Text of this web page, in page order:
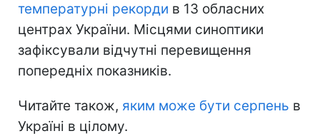
температурні рекорди в 13 обласних
центрах України. Місцями синоптики
зафіксували відчутні перевищення
попередніх показників.
Читайте також, яким може бути серпень в
Україні в цілому.